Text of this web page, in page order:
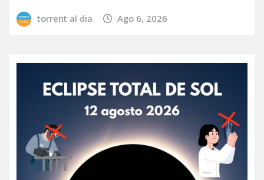
torrent al dia Ago 6, 2026